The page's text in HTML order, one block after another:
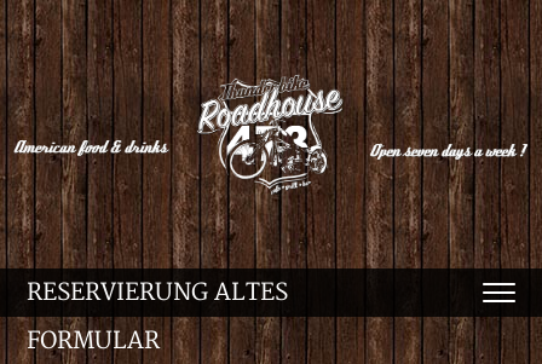
RESERVIERUNG ALTES
FORMULAR